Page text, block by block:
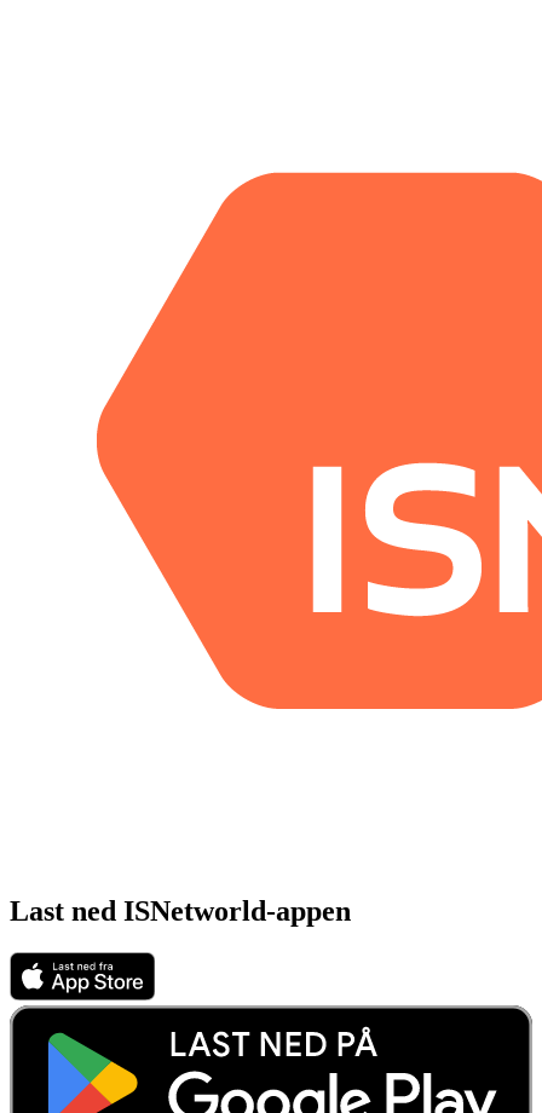
Last ned ISNetworld-appen